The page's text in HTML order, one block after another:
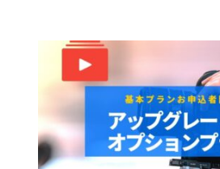
オプションを選択こ
オ
/